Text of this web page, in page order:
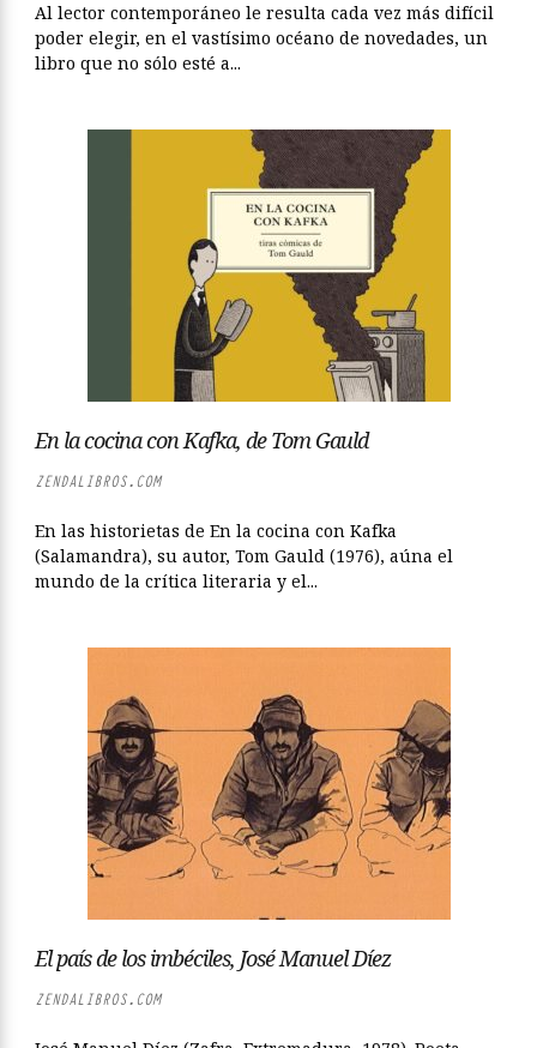
Al lector contemporáneo le resulta cada vez más difícil
poder elegir, en el vastísimo océano de novedades, un
libro que no sólo esté a...
En la cocina con Kafka, de Tom Gauld
ZENDALIBROS.COM
En las historietas de En la cocina con Kafka
(Salamandra), su autor, Tom Gauld (1976), aúna el
mundo de la crítica literaria y el...
El país de los imbéciles, José Manuel Díez
ZENDALIBROS.COM